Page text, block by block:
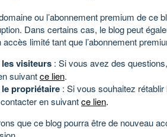
ou l’abonnement premium de ce
Dans certains cas, le blog peut
accès limité tant que l’abonnement
visiteurs : Si vous avez des
suivantce lien.
propriétaire : Si vous souhaitez
en suivantce lien.
que ce blog pourra être de nouveau